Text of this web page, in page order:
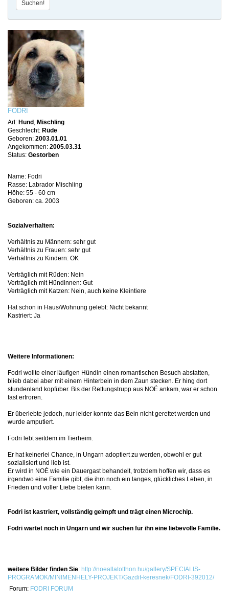
FODRI
Art: Hund , Mischling
Geschlecht: Rüde
Geboren: 2003.01.01
Angekommen: 2005.03.31
Status: Gestorben
Name: Fodri
Rasse: Labrador Mischling
Höhe: 55 - 60 cm
Geboren: ca. 2003
Sozialverhalten:
Verhältnis zu Männern: sehr gut
Verhältnis zu Frauen: sehr gut
Verhältnis zu Kindern: OK
Verträglich mit Rüden: Nein
Verträglich mit Hündinnen: Gut
Verträglich mit Katzen: Nein, auch keine Kleintiere
Hat schon in Haus/Wohnung gelebt: Nicht bekannt
Kastriert: Ja
Weitere Informationen:
Fodri wollte einer läufigen Hündin einen romantischen Besuch abstatten,
blieb dabei aber mit einem Hinterbein in dem Zaun stecken. Er hing dort
stundenland kopfüber. Bis der Rettungstrupp aus NOÉ ankam, war er schon
fast erfroren.
Er überlebte jedoch, nur leider konnte das Bein nicht gerettet werden und
wurde amputiert.
Fodri lebt seitdem im Tierheim.
Er hat keinerlei Chance, in Ungarn adoptiert zu werden, obwohl er gut
sozialisiert und lieb ist.
Er wird in NOÉ wie ein Dauergast behandelt, trotzdem hoffen wir, dass es
irgendwo eine Familie gibt, die ihm noch ein langes, glückliches Leben, in
Frieden und voller Liebe bieten kann.
Fodri ist kastriert, vollständig geimpft und trägt einen Microchip.
Fodri wartet noch in Ungarn und wir suchen für ihn eine liebevolle Familie.
weitere Bilder finden Sie: http://noeallatotthon.hu/gallery/SPECIALIS-
PROGRAMOK/MINIMENHELY-PROJEKT/Gazdit-keresnek/FODRI-392012/
Forum: FODRI FORUM